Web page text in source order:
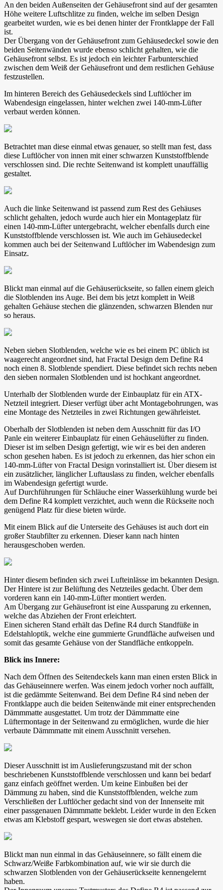
An den beiden Außenseiten der Gehäusefront sind auf der gesamten
Höhe weitere Luftschlitze zu finden, welche im selben Design
gearbeitet wurden, wie es bei denen hinter der Frontklappe der Fall
ist.
Der Übergang von der Gehäusefront zum Gehäusedeckel sowie den
beiden Seitenwänden wurde ebenso schlicht gehalten, wie die
Gehäusefront selbst. Es ist jedoch ein leichter Farbunterschied
zwischen dem Weiß der Gehäusefront und dem restlichen Gehäuse
festzustellen.
Im hinteren Bereich des Gehäusedeckels sind Luftlöcher im
Wabendesign eingelassen, hinter welchen zwei 140-mm-Lüfter
verbaut werden können.
Betrachtet man diese einmal etwas genauer, so stellt man fest, dass
diese Luftlöcher von innen mit einer schwarzen Kunststoffblende
verschlossen sind. Die rechte Seitenwand ist komplett unauffällig
gestaltet.
Auch die linke Seitenwand ist passend zum Rest des Gehäuses
schlicht gehalten, jedoch wurde auch hier ein Montageplatz für
einen 140-mm-Lüfter untergebracht, welcher ebenfalls durch eine
Kunststoffblende verschlossen ist. Wie auch im Gehäusedeckel
kommen auch bei der Seitenwand Luftlöcher im Wabendesign zum
Einsatz.
Blickt man einmal auf die Gehäuserückseite, so fallen einem gleich
die Slotblenden ins Auge. Bei dem bis jetzt komplett in Weiß
gehalten Gehäuse stechen die glänzenden, schwarzen Blenden nur
so heraus.
Neben sieben Slotblenden, welche wie es bei einem PC üblich ist
waagerecht angeordnet sind, hat Fractal Design dem Define R4
noch einen 8. Slotblende spendiert. Diese befindet sich rechts neben
den sieben normalen Slotblenden und ist hochkant angeordnet.
Unterhalb der Slotblenden wurde der Einbauplatz für ein ATX-
Netzteil integriert. Dieser verfügt über acht Montagebohrungen, was
eine Montage des Netzteiles in zwei Richtungen gewährleistet.
Oberhalb der Slotblenden ist neben dem Ausschnitt für das I/O
Panle ein weiterer Einbauplatz für einen Gehäuselüfter zu finden.
Dieser ist im selben Design gefertigt, wie wir es bei den anderen
schon gesehen haben. Es ist jedoch zu erkennen, das hier schon ein
140-mm-Lüfter von Fractal Design vorinstalliert ist. Über diesem ist
ein zusätzlicher, länglicher Luftauslass zu finden, welcher ebenfalls
im Wabendesign gefertigt wurde.
Auf Durchführungen für Schläuche einer Wasserkühlung wurde bei
dem Define R4 komplett verzichtet, auch wenn die Rückseite noch
genügend Platz für diese bieten würde.
Mit einem Blick auf die Unterseite des Gehäuses ist auch dort ein
großer Staubfilter zu erkennen. Dieser kann nach hinten
herausgeschoben werden.
Hinter diesem befinden sich zwei Lufteinlässe im bekannten Design.
Der Hintere ist zur Belüftung des Netzteiles gedacht. Über dem
vorderen kann ein 140-mm-Lüfter montiert werden.
Am Übergang zur Gehäusefront ist eine Aussparung zu erkennen,
welche das Abziehen der Front erleichtert.
Einen sicheren Stand erhält das Define R4 durch Standfüße in
Edelstahloptik, welche eine gummierte Grundfläche aufweisen und
somit das gesamte Gehäuse von der Standfläche entkoppeln.
Blick ins Innere:
Nach dem Öffnen des Seitendeckels kann man einen ersten Blick in
das Gehäuseinnere werfen. Was einem jedoch vorher noch auffällt,
ist die gedämmte Seitenwand. Bei dem Define R4 sind neben der
Frontklappe auch die beiden Seitenwände mit einer entsprechenden
Dämmmatte ausgestattet. Um trotz der Dämmmatte eine
Lüftermontage in der Seitenwand zu ermöglichen, wurde die hier
verbaute Dämmmatte mit einem Ausschnitt versehen.
Dieser Ausschnitt ist im Auslieferungszustand mit der schon
beschriebenen Kunststoffblende verschlossen und kann bei bedarf
ganz einfach geöffnet werden. Um keine Einbußen bei der
Dämmung zu haben, sind die Kunststoffblenden, welche zum
Verschließen der Luftlöcher gedacht sind von der Innenseite mit
einer passgenauen Dämmmatte beklebt. Leider wurde in den Ecken
etwas am Klebstoff gespart, weswegen sie dort etwas abstehen.
Blickt man nun einmal in das Gehäuseinnere, so fällt einem die
Schwarz/Weiße Farbkombination auf, wie wir sie durch die
schwarzen Slotblenden von der Gehäuserückseite kennengelernt
haben.